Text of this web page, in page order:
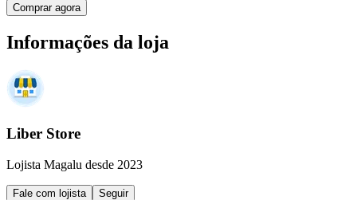
Comprar agora
Informações da loja
Liber Store
Lojista Magalu desde 2023
Fale com lojista Seguir